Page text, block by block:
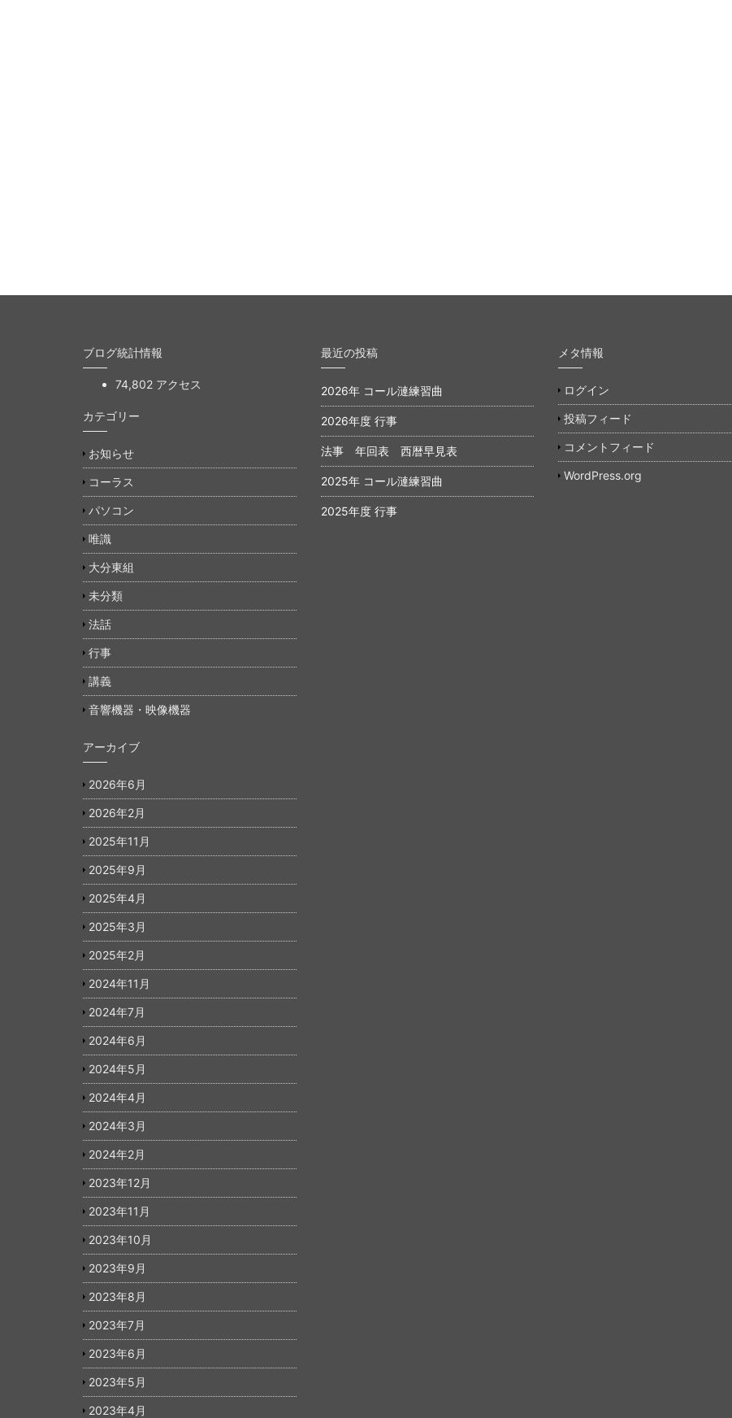
ブログ統計情報
74,802 アクセス
カテゴリー
お知らせ
コーラス
パソコン
唯識
大分東組
未分類
法話
行事
講義
音響機器・映像機器
アーカイブ
2026年6月
2026年2月
2025年11月
2025年9月
2025年4月
2025年3月
2025年2月
2024年11月
2024年7月
2024年6月
2024年5月
2024年4月
2024年3月
2024年2月
2023年12月
2023年11月
2023年10月
2023年9月
2023年8月
2023年7月
2023年6月
2023年5月
2023年4月
最近の投稿
2026年 コール漣練習曲
2026年度 行事
法事 年回表 西暦早見表
2025年 コール漣練習曲
2025年度 行事
メタ情報
ログイン
投稿フィード
コメントフィード
WordPress.org